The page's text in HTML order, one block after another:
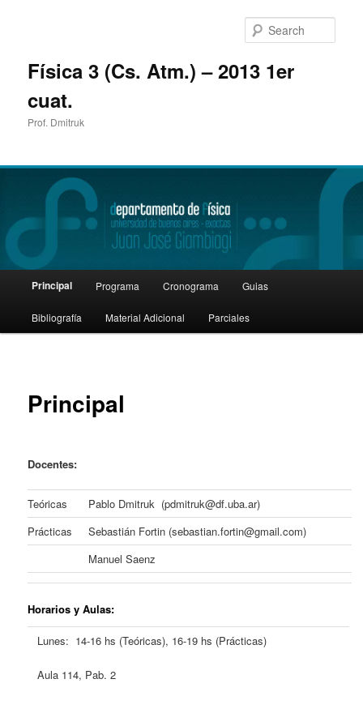
Física 3 (Cs. Atm.) – 2013 1er
cuat.
Prof. Dmitruk
Skip
to
content
Principal Programa Cronograma Guias
Bibliografía Material Adicional Parciales
Principal
Docentes:
Teóricas
Pablo Dmitruk (pdmitruk@df.uba.ar)
Prácticas
Sebastián Fortin (sebastian.fortin@gmail.com)
Manuel Saenz
Horarios y Aulas:
Lunes: 14-16 hs (Teóricas), 16-19 hs (Prácticas)
Aula 114, Pab. 2